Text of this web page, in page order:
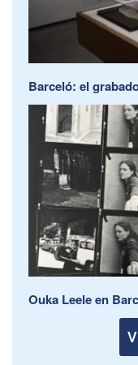
Barceló: el
Ouka Leele en